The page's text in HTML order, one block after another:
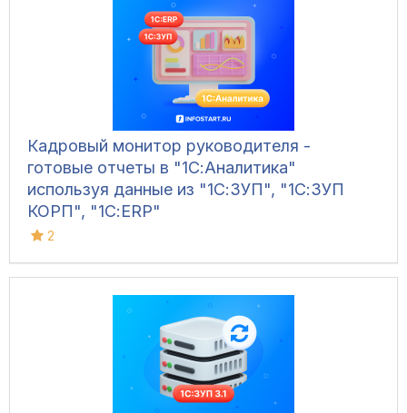
Кадровый монитор руководителя -
готовые отчеты в "1С:Аналитика"
используя данные из "1С:ЗУП", "1С:ЗУП
КОРП", "1С:ERP"
2